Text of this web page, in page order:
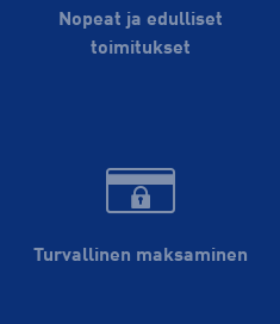
Nopeat ja edulliset
toimitukset
Turvallinen maksaminen